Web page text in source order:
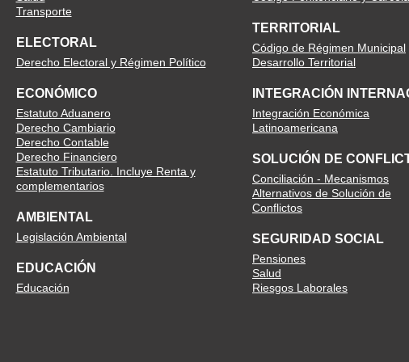
Transporte
ELECTORAL
Derecho Electoral y Régimen Político
ECONÓMICO
Estatuto Aduanero
Derecho Cambiario
Derecho Contable
Derecho Financiero
Estatuto Tributario. Incluye Renta y
complementarios
AMBIENTAL
Legislación Ambiental
EDUCACIÓN
Educación
TERRITORIAL
Código de Régimen Municipal
Desarrollo Territorial
INTEGRACIÓN
Integración Económica
Latinoamericana
SOLUCIÓN DE
Conciliación - Mecanismos
Alternativos de Solución de
Conflictos
SEGURIDAD SOCIAL
Pensiones
Salud
Riesgos Laborales